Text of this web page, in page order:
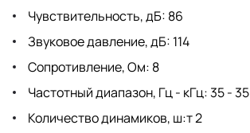
Чувствительность, дБ: 86
Звуковое давление, дБ: 114
Сопротивление, Ом: 8
Частотный диапазон, Гц - кГц: 35 - 35
Количество динамиков, ш:т 2